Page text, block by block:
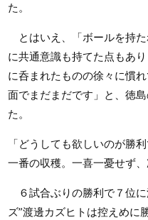
た。
とはいえ、「ボールを持
に共通意識も持てた点もあ
に呑まれたものの徐々に慣
面でまだまだです」と、徳
た。
「どうしても欲しいのが勝
一番の収穫。一喜一憂せず、
６試合ぶりの勝利で７位
ズ”渡邊カズヒトは控えめに